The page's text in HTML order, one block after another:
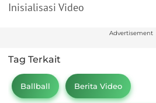
Inisialisasi Video
Advertisement
Tag Terkait
Ballball Berita Video